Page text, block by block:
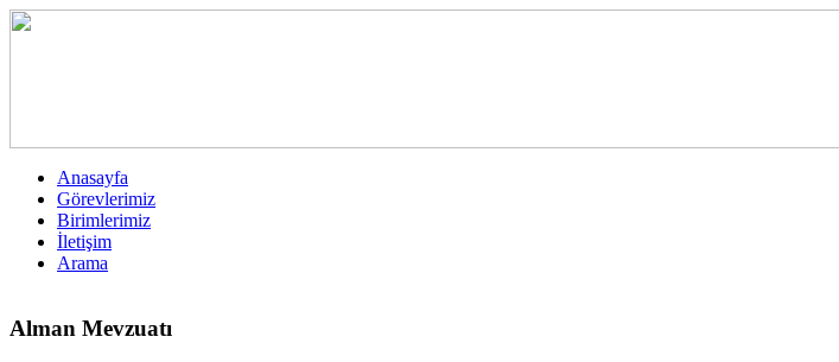
Anasayfa
Görevlerimiz
Birimlerimiz
İletişim
Arama
Alman Mevzuatı